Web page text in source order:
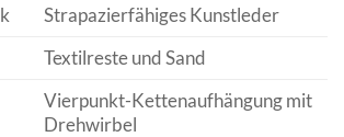
Strapazierfähiges Kunstleder
Textilreste und Sand
Vierpunkt-Kettenaufhängung mit
Drehwirbel